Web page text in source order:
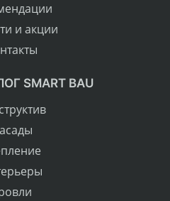
и акции
SMART BAU